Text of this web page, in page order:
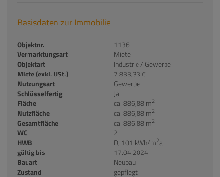
Basisdaten zur Immobilie
Objektnr.
1136
Vermarktungsart
Miete
Objektart
Industrie / Gewerbe
Miete (exkl. USt.)
7.833,33 €
Nutzungsart
Gewerbe
Schlüsselfertig
Ja
Fläche
ca. 886,88 m2
Nutzfläche ca. 886,88 m2
Gesamtfläche ca. 886,88 m2
WC
2
HWB
D, 101 kWh/m2a
gültig bis
17.04.2024
Bauart
Neubau
Zustand
gepflegt